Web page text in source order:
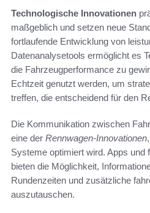
Technologische Innovationen
maßgeblich und setzen neue
fortlaufende Entwicklung von
Datenanalysetools ermöglicht es
die Fahrzeugperformance zu
Echtzeit genutzt werden, um
treffen, die entscheidend für den
Die Kommunikation zwischen
eine der Rennwagen-Innovationen
Systeme optimiert wird. Apps und
bieten die Möglichkeit,
Rundenzeiten und zusätzliche
auszutauschen.